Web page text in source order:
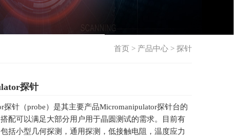
首页 > 产品中心 > 探针
探针
探针（probe）是其主要产品Micromanipulator探针台的
配可以满足大部分用户用于晶圆测试的需求。目前有
括小型几何探测，通用探测，低接触电阻，温度应力